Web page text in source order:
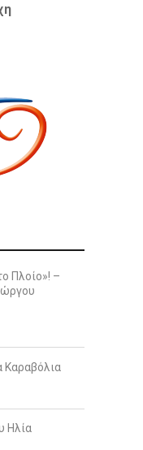
Πλοίο»! –
Καραβόλια
Ηλία